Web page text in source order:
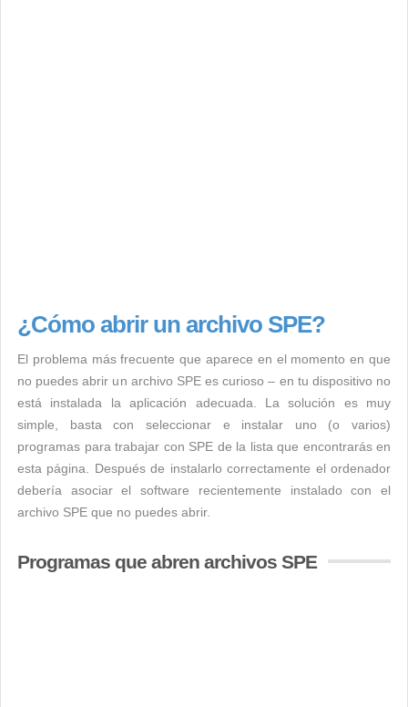
¿Cómo abrir un archivo SPE?
El problema más frecuente que aparece en el momento en que
no puedes abrir un archivo SPE es curioso – en tu dispositivo no
está instalada la aplicación adecuada. La solución es muy
simple, basta con seleccionar e instalar uno (o varios)
programas para trabajar con SPE de la lista que encontrarás en
esta página. Después de instalarlo correctamente el ordenador
debería asociar el software recientemente instalado con el
archivo SPE que no puedes abrir.
Programas que abren archivos SPE